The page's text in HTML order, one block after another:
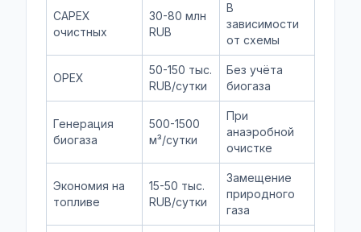
CAPEX
очистных
30-80 млн
RUB
В
зависимости
от схемы
OPEX
50-150 тыс.
RUB/сутки
Без учёта
биогаза
Генерация
биогаза
500-1500
м³/сутки
При
анаэробной
очистке
Экономия на
топливе
15-50 тыс.
RUB/сутки
Замещение
природного
газа